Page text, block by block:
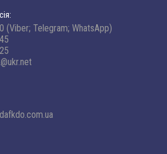
(Viber; Telegram; WhatsApp)